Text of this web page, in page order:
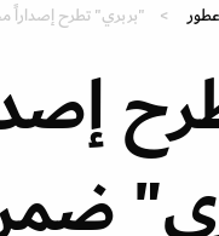
عطور "بربري" تطرح